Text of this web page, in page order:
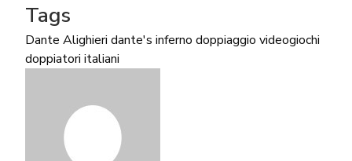
Tags
Dante Alighieri dante's inferno doppiaggio videogiochi
doppiatori italiani